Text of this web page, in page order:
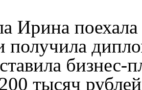
Ирина
получила
бизнес-
тысяч